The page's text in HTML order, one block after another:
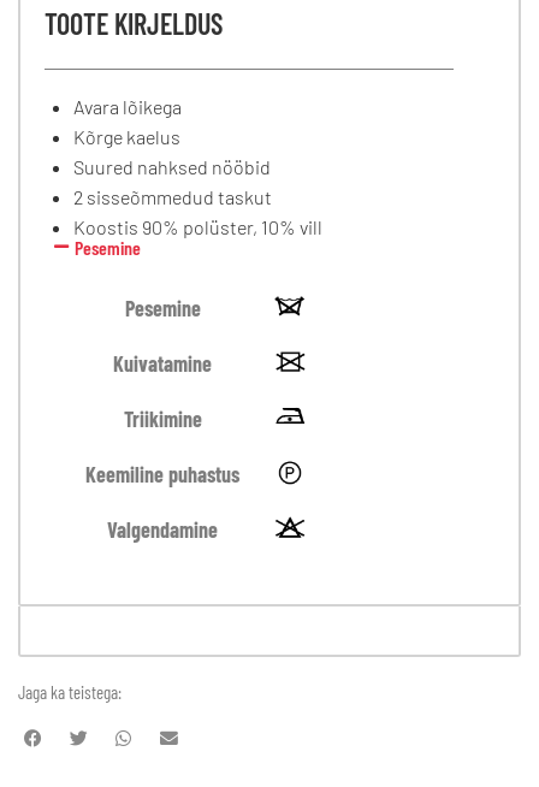
TOOTE KIRJELDUS
Avara lõikega
Kõrge kaelus
Suured nahksed nööbid
2 sisseõmmedud taskut
Koostis 90% polüster, 10% vill
Pesemine
Pesemine
Kuivatamine
Triikimine
Keemiline puhastus
Valgendamine
Jaga ka teistega: